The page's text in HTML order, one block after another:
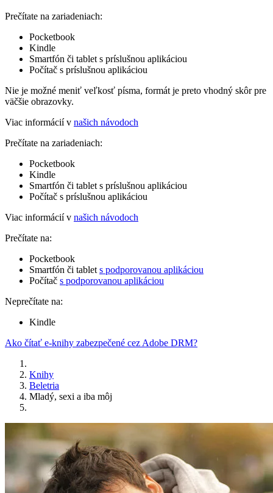
Prečítate na zariadeniach:
Pocketbook
Kindle
Smartfón či tablet s príslušnou aplikáciou
Počítač s príslušnou aplikáciou
Nie je možné meniť veľkosť písma, formát je preto vhodný skôr pre
väčšie obrazovky.
Viac informácií v našich návodoch
Prečítate na zariadeniach:
Pocketbook
Kindle
Smartfón či tablet s príslušnou aplikáciou
Počítač s príslušnou aplikáciou
Viac informácií v našich návodoch
Prečítate na:
Pocketbook
Smartfón či tablet s podporovanou aplikáciou
Počítač s podporovanou aplikáciou
Neprečítate na:
Kindle
Ako čítať e-knihy zabezpečené cez Adobe DRM?
Knihy
Beletria
Mladý, sexi a iba môj